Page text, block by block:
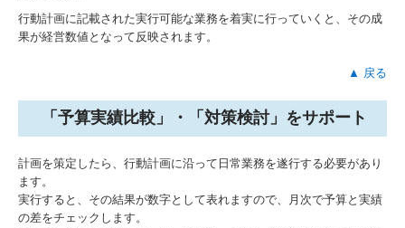
行動計画に記載された実行可能な業務を着実に行っていくと、その成
果が経営数値となって反映されます。
▲ 戻る
「予算実績比較」・「対策検討」をサポート
計画を策定したら、行動計画に沿って日常業務を遂行する必要があり
ます。
実行すると、その結果が数字として表れますので、月次で予算と実績
の差をチェックします。